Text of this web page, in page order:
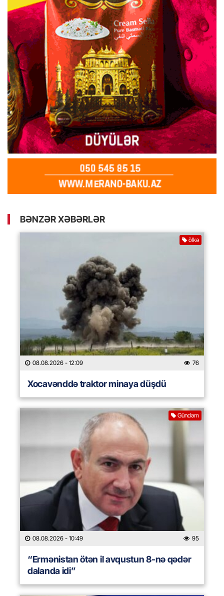
BƏNZƏR XƏBƏRLƏR
ölkə
08.08.2026 - 12:09 76
Xocavənddə traktor minaya düşdü
Gündəm
08.08.2026 - 10:49 95
“Ermənistan ötən il avqustun 8-nə qədər
dalanda idi”